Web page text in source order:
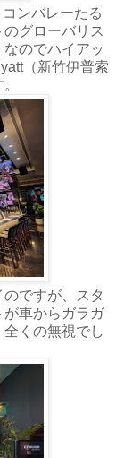
ンバレーたる
グローバリス
のでハイアッ
（新竹伊普索
ですが、スタ
が車からガラガ
くの無視でし